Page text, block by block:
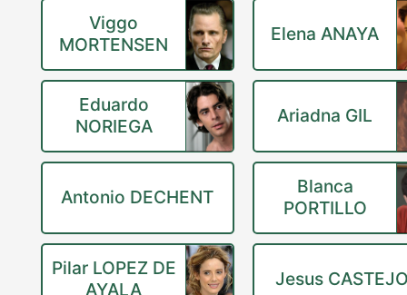
Viggo
MORTENSEN
Elena ANAYA
Eduardo
NORIEGA
Ariadna GIL
Antonio DECHENT
Blanca
PORTILLO
Pilar LOPEZ DE
AYALA
Jesus